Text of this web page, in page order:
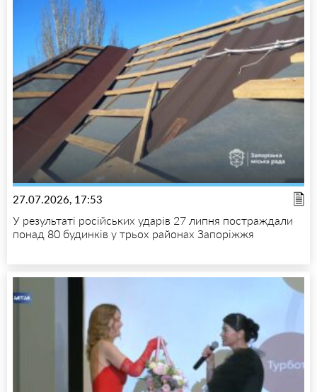
27.07.2026, 17:53
У результаті російських ударів 27 липня постраждали
понад 80 будинків у трьох районах Запоріжжя